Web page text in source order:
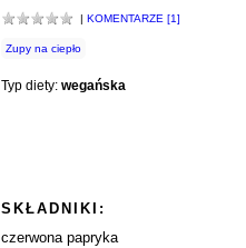
| KOMENTARZE [1]
Zupy na ciepło
Typ diety: wegańska
SKŁADNIKI:
czerwona papryka